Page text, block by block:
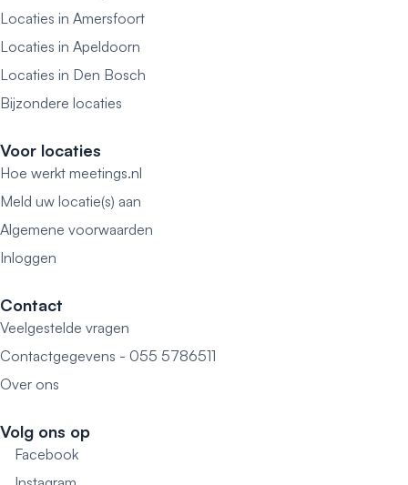
Locaties in Amersfoort
Locaties in Apeldoorn
Locaties in Den Bosch
Bijzondere locaties
Voor locaties
Hoe werkt meetings.nl
Meld uw locatie(s) aan
Algemene voorwaarden
Inloggen
Contact
Veelgestelde vragen
Contactgegevens - 055 5786511
Over ons
Volg ons op
Facebook